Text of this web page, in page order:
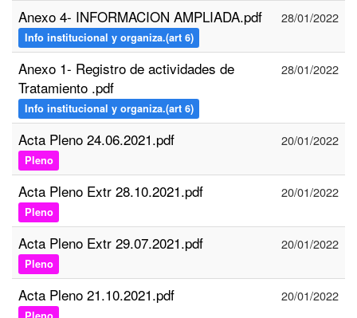
Anexo 4- INFORMACION AMPLIADA.pdf
Info institucional y organiza.(art 6)
28/01/2022
Anexo 1- Registro de actividades de
Tratamiento .pdf
Info institucional y organiza.(art 6)
28/01/2022
Acta Pleno 24.06.2021.pdf
Pleno
20/01/2022
Acta Pleno Extr 28.10.2021.pdf
Pleno
20/01/2022
Acta Pleno Extr 29.07.2021.pdf
Pleno
20/01/2022
Acta Pleno 21.10.2021.pdf 20/01/2022